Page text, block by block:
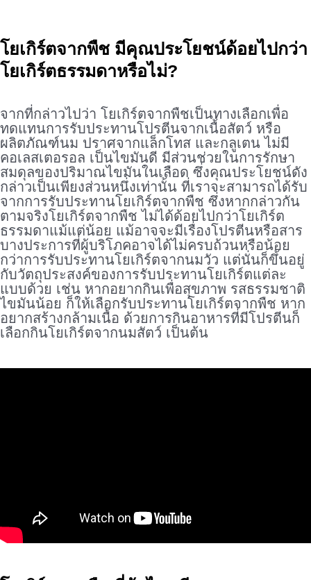
โยเกิร์ตจากพืช มีคุณประโยชน์ด้อยไปกว่า
โยเกิร์ตธรรมดาหรือไม่?
จากที่กล่าวไปว่า โยเกิร์ตจากพืชเป็นทางเลือกเพื่อ
ทดแทนการรับประทานโปรตีนจากเนื้อสัตว์ หรือ
ผลิตภัณฑ์นม ปราศจากแล็กโทส และกลูเตน ไม่มี
คอเลสเตอรอล เป็นไขมันดี มีส่วนช่วยในการรักษา
สมดุลของปริมาณไขมันในเลือด ซึ่งคุณประโยชน์ดัง
กล่าวเป็นเพียงส่วนหนึ่งเท่านั้น ที่เราจะสามารถได้รับ
จากการรับประทานโยเกิร์ตจากพืช ซึ่งหากกล่าวกัน
ตามจริงโยเกิร์ตจากพืช ไม่ได้ด้อยไปกว่าโยเกิร์ต
ธรรมดาแม้แต่น้อย แม้อาจจะมีเรื่องโปรตีนหรือสาร
บางประการที่ผู้บริโภคอาจได้ไม่ครบถ้วนหรือน้อย
กว่าการรับประทานโยเกิร์ตจากนมวัว แต่นั่นก็ขึ้นอยู่
กับวัตถุประสงค์ของการรับประทานโยเกิร์ตแต่ละ
แบบด้วย เช่น หากอยากกินเพื่อสุขภาพ รสธรรมชาติ
ไขมันน้อย ก็ให้เลือกรับประทานโยเกิร์ตจากพืช หาก
อยากสร้างกล้ามเนื้อ ด้วยการกินอาหารที่มีโปรตีนก็
เลือกกินโยเกิร์ตจากนมสัตว์ เป็นต้น